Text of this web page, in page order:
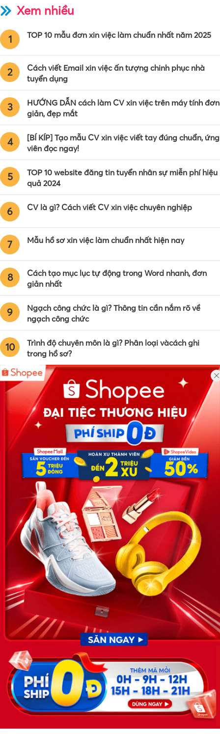
Xem nhiều
1 TOP 10 mẫu đơn xin việc làm chuẩn nhất năm 2025
2
Cách viết Email xin việc ấn tượng chinh phục nhà
tuyển dụng
3
HƯỚNG DẪN cách làm CV xin việc trên máy tính đơn
giản, đẹp mắt
4
[BÍ KÍP] Tạo mẫu CV xin việc viết tay đúng chuẩn, ứng
viên đọc ngay!
5
TOP 10 website đăng tin tuyển nhân sự miễn phí hiệu
quả 2024
6 CV là gì? Cách viết CV xin việc chuyên nghiệp
7 Mẫu hồ sơ xin việc làm chuẩn nhất hiện nay
8
Cách tạo mục lục tự động trong Word nhanh, đơn
giản nhất
9
Ngạch công chức là gì? Thông tin cần nắm rõ về
ngạch công chức
10
Trình độ chuyên môn là gì? Phân loại vàcách ghi
trong hồ sơ?
Công ty TNHH Eyeplus Online
Địa chỉ: Số 81, ngõ 68, đường Cầu Giấy, Tổ 05, Phường Quan
Hoa, Quận Cầu Giấy, TP Hà Nội, Việt Nam
SĐT: 0981 448 766
Email:
hotro@timviec.com.vn
VỀ CHÚNG TÔI
News.timviec.com.vn là website cung cấp thông tin liên quan đến
nhân sự, nghề nghiệp do Timviec.com.vn vận hành nhằm giúp
doanh nghiệp, nhân sự tuyển dụng, người đi làm, người tìm việc
cập nhật thông tin và đáp ứng được mong muốn của mình.
KẾT NỐI
Giấy phép hoạt động dịch vụ
việc làm số 54/2019/SLĐTBXH-
GP do Sở lao động thương
binh và xã hội cấp ngày 30
tháng 12 năm 2019.